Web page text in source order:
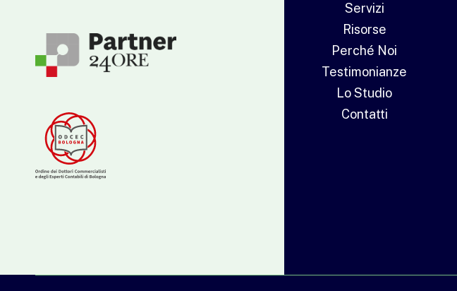
Servizi
Risorse
Perché Noi
Testimonianze
Lo Studio
Contatti